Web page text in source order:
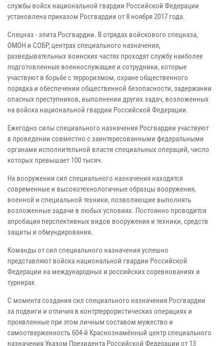
службы войск национальной гвардии Российской Федерации
установлена приказом Росгвардии от 8 ноября 2017 года.
Спецназ - элита Росгвардии. В отрядах войскового спецназа,
ОМОН и СОБР, центрах специального назначения,
разведывательных воинских частях проходят службу наиболее
подготовленные военнослужащие и сотрудники, которые
участвуют в борьбе с терроризмом, охране общественного
порядка и обеспечении общественной безопасности, задержании
опасных преступников, выполнении других задач, возложенных
на войска национальной гвардии Российской Федерации.
Ежегодно силы специального назначения Росгвардии участвуют
в проведении совместно с заинтересованными федеральными
органами исполнительной власти специальных операций, число
которых превышает 100 тысяч.
На вооружении сил специального назначения находятся
современные и высокотехнологичные образцы вооружения,
военной и специальной техники, позволяющие выполнять
возложенные задачи в любых условиях. Постоянно проводится
апробация перспективных видов вооружения и техники, средств
защиты и обмундирования.
Команды от сил специального назначения успешно
представляют войска национальной гвардии Российской
Федерации на международных и российских соревнованиях и
турнирах.
С момента создания сил специального назначения Росгвардии
за подвиги и отличия в контртеррористических операциях и
проявленные при этом личным составом мужество и
самоотверженность 604-й Краснознамённый центр специального
назначения Указом Президента Российской Федерации от 13